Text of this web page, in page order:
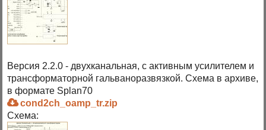
Версия 2.2.0 - двухканальная, с активным усилителем и
трансформаторной гальваноразвязкой. Схема в архиве,
в формате Splan70
cond2ch_oamp_tr.zip
Схема: